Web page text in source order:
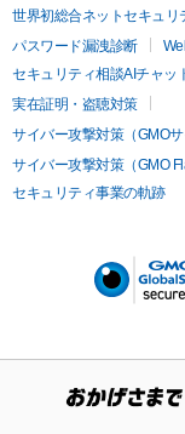
世界初総合ネットセキュリ
パスワード漏洩診断
セキュリティ相談AIチャッ
実在証明・盗聴対策
サイバー攻撃対策（GMO
サイバー攻撃対策（GMO
セキュリティ事業の軌跡